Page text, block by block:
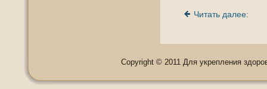
Читать далее:
Copyright © 2011 Для укрепления